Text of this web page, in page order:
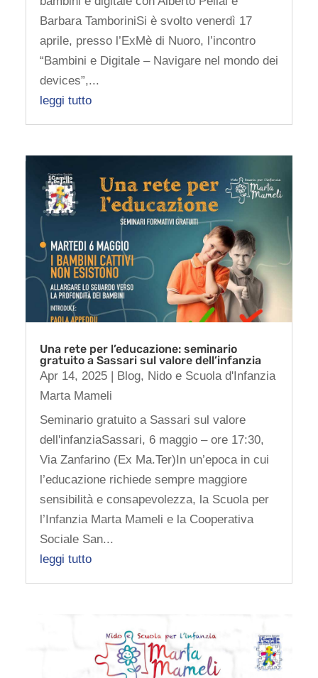
Barbara TamboriniSi è svolto venerdì 17
aprile, presso l’ExMè di Nuoro, l’incontro
“Bambini e Digitale – Navigare nel mondo dei
devices”,...
leggi tutto
Una rete per l’educazione: seminario
gratuito a Sassari sul valore dell’infanzia
Apr 14, 2025| Blog, Nido e Scuola d'Infanzia
Marta Mameli
Seminario gratuito a Sassari sul valore
dell'infanziaSassari, 6 maggio – ore 17:30,
Via Zanfarino (Ex Ma.Ter)In un’epoca in cui
l’educazione richiede sempre maggiore
sensibilità e consapevolezza, la Scuola per
l’Infanzia Marta Mameli e la Cooperativa
Sociale San...
leggi tutto